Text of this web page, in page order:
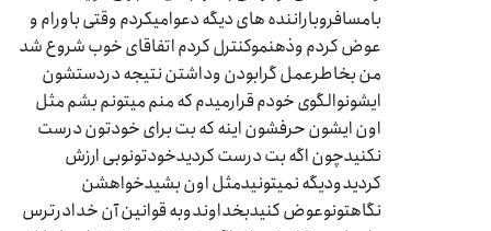
بامسافروباراننده های دیگه دعوامیکردم وقتی باورام و
عوض کردم وذهنموکنترل کردم اتفاقای خوب شروع شد
من بخاطرعمل گرابودن وداشتن نتیجه دردستشون
ایشونوالگوی خودم قرارمیدم که منم میتونم بشم مثل
اون ایشون حرفشون اینه که بت برای خودتون درست
نکنیدچون اگه بت درست کردیدخودتونوبی ارزش
کردیدودیگه نمیتونیدمثل اون بشیدخواهشن
نگاهتونوعوض کنیدبخداوندوبه قوانین آن خدادرترس